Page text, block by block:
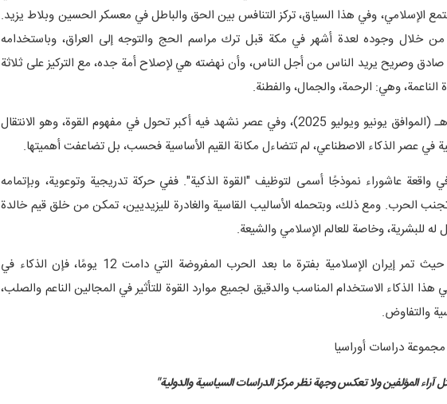
الإسلامي، وفي هذا السياق، تركز التنافس بين الحق والباطل في معسكر الحسين وبلاط يزيد.
خلال وجوده لعدة أشهر في مكة قبل ترك مراسم الحج والتوجه إلى العراق، وباستخدامه
صادق وصريح يريد الناس من أجل الناس، وأن نهضته هي لإصلاح أمة جده، مع التركيز على ثلاثة
وهي: الرحمة، والجمال، والفطنة.
في أيام محرم من عام 1447 هـ (الموافق يونيو ويوليو 2025)، وفي عصر نشهد فيه أكبر تحول في مفهوم القوة، وهو الانتقال
في عصر الذكاء الاصطناعي، لم تتضاءل مكانة القيم الأساسية فحسب، بل تضاعفت أهميتها.
عاشوراء نموذجًا أسمى لتوظيف "القوة الذكية". ففي حركة تدريجية وتوعوية، وبإتمامه
الحرب. ومع ذلك، وبتحمله الأساليب القاسية والغادرة لليزيديين، تمكن من خلق قيم خالدة
له للبشرية، وخاصة للعالم الإسلامي والشيعة.
في الظروف الحساسة الراهنة، حيث تمر إيران الإسلامية بفترة ما بعد الحرب المفروضة التي دامت 12 يومًا، فإن الذكاء في
الذكاء الاستخدام المناسب والدقيق لجميع موارد القوة للتأثير في المجالين الناعم والصلب،
والتفاوض.
دراسات أوراسيا
آراء المؤلفین ولا تعکس وجهة نظر مرکز الدراسات السیاسیة والدولیة"